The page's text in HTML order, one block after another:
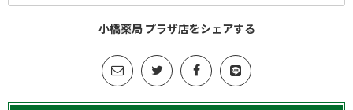
小橋薬局 プラザ店をシェアする